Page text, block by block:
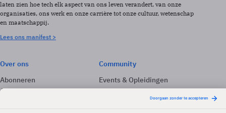
laten zien hoe tech elk aspect van ons leven verandert, van onze
organisaties, ons werk en onze carrière tot onze cultuur, wetenschap
en maatschappij.
Lees ons manifest >
Over ons
Abonneren
Adverteren
Community
Events & Opleidingen
Nieuwsbrieven